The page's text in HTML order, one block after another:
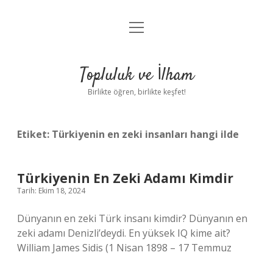
Anasayfa
Yasal Uyarı
menüyü
Topluluk ve İlham
Birlikte öğren, birlikte keşfet!
Etiket: Türkiyenin en zeki insanları hangi ilde
Türkiyenin En Zeki Adamı Kimdir
Tarih: Ekim 18, 2024
Dünyanın en zeki Türk insanı kimdir? Dünyanın en
zeki adamı Denizli’deydi. En yüksek IQ kime ait?
William James Sidis (1 Nisan 1898 – 17 Temmuz